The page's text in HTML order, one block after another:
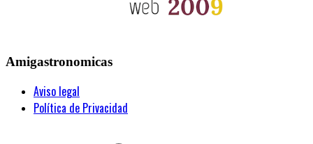
Amigastronomicas
Aviso legal
Política de Privacidad